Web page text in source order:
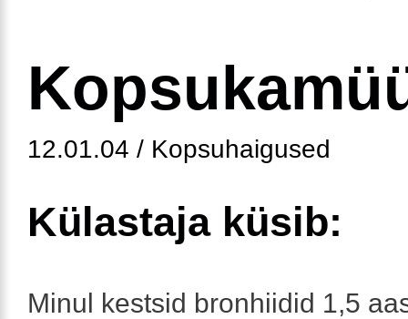
12.01.04 / Kopsuhaigused
Külastaja küsib:
Minul kestsid bronhiidid 1,5